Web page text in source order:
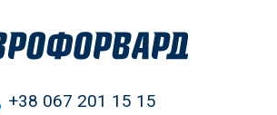
+38 067 201 15 15